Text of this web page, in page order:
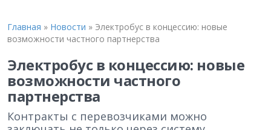
Главная » Новости » Электробус в концессию: новые
возможности частного партнерства
Электробус в концессию: новые
возможности частного
партнерства
Контракты с перевозчиками можно